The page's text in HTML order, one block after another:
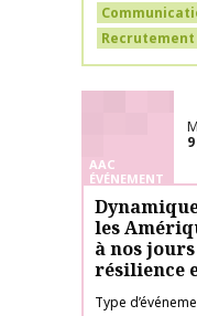
Recrutement
AAC
ÉVÉNEMENT
les
à nos
résilience
Type